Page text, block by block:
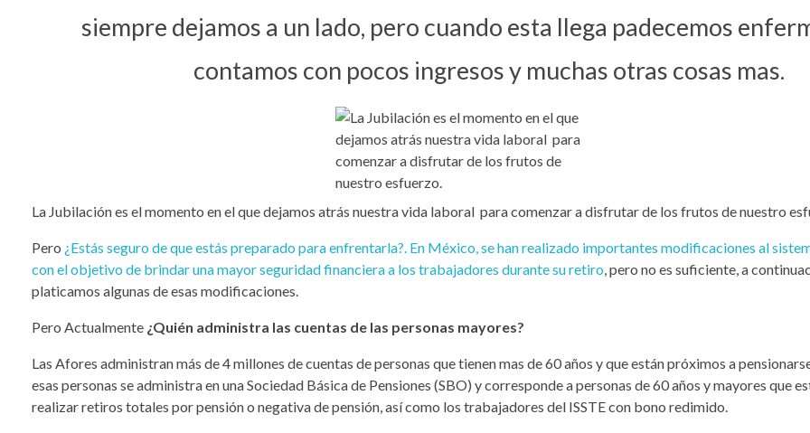
siempre dejamos a un lado, pero cuando esta llega padecemos
contamos con pocos ingresos y muchas otras cosas mas.
La Jubilación es el momento en el que dejamos atrás nuestra vida laboral para comenzar a disfrutar de los frutos de nuestro
Pero ¿Estás seguro de que estás preparado para enfrentarla?. En México, se han realizado importantes modificaciones al
con el objetivo de brindar una mayor seguridad financiera a los trabajadores durante su retiro, pero no es suficiente, a
platicamos algunas de esas modificaciones.
Pero Actualmente ¿Quién administra las cuentas de las personas mayores?
Las Afores administran más de 4 millones de cuentas de personas que tienen mas de 60 años y que están próximos a
esas personas se administra en una Sociedad Básica de Pensiones (SBO) y corresponde a personas de 60 años y mayores que
realizar retiros totales por pensión o negativa de pensión, así como los trabajadores del ISSTE con bono redimido.